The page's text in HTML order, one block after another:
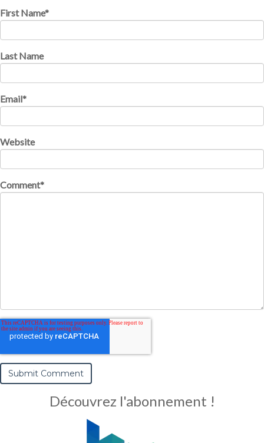
First Name*
Last Name
Email*
Website
Comment*
Découvrez l'abonnement !